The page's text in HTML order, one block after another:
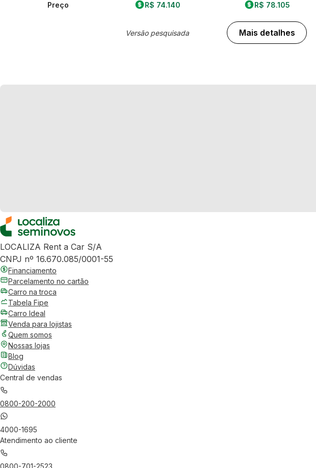
Preço R$ 74.140
Versão pesquisada
R$ 78.105
Mais detalhes
LOCALIZA Rent a Car S/A
CNPJ nº 16.670.085/0001-55
Financiamento
Parcelamento no cartão
Carro na troca
Tabela Fipe
Carro Ideal
Venda para lojistas
Quem somos
Nossas lojas
Blog
Dúvidas
Central de vendas
0800-200-2000
4000-1695
Atendimento ao cliente
0800-701-2523